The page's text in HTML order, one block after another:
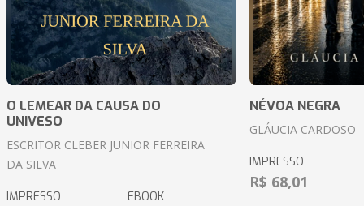
O LEMEAR DA CAUSA DO
UNIVESO
ESCRITOR CLEBER JUNIOR FERREIRA
DA SILVA
IMPRESSO EBOOK
NÉVOA NEGRA
GLÁUCIA CARDOSO
IMPRESSO
R$ 68,01